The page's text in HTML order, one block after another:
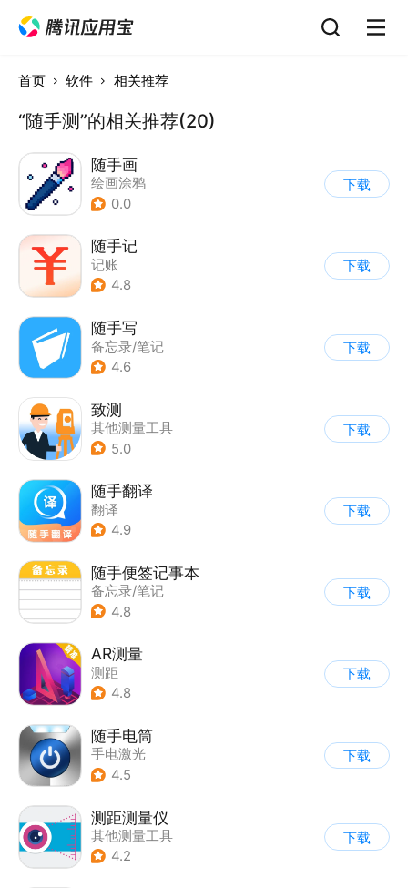
首页 软件 相关推荐
“随手测”的相关推荐(20)
随手画
绘画涂鸦
0.0
下载
随手记
记账
4.8
下载
随手写
备忘录/笔记
4.6
下载
致测
其他测量工具
5.0
下载
随手翻译
翻译
4.9
下载
随手便签记事本
备忘录/笔记
4.8
下载
AR测量
测距
4.8
下载
随手电筒
手电激光
4.5
下载
测距测量仪
其他测量工具
4.2
下载